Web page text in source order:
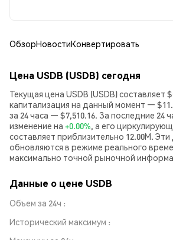
ОбзорНовостиКонвертировать
Цена USDB (USDB) сегодня
Текущая цена USDB (USDB) составляет
капитализация на данный момент —
за 24 часа — $7,510.16. За последние 24
изменение на +0.00%, а его
составляет приблизительно 12.00M.
обновляются в режиме реального
максимально точной рыночной
Данные о цене USDB
Объем за 24ч
Исторический максимум